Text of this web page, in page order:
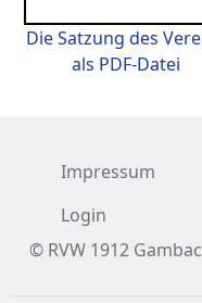
Die Satzung des
als PDF-Datei
Impressum
Login
© RVW 1912